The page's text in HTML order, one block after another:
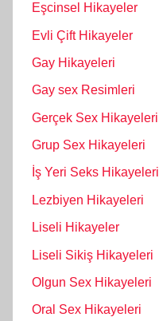
Eşcinsel Hikayeler
Evli Çift Hikayeler
Gay Hikayeleri
Gay sex Resimleri
Gerçek Sex Hikayeleri
Grup Sex Hikayeleri
İş Yeri Seks Hikayeleri
Lezbiyen Hikayeleri
Liseli Hikayeler
Liseli Sikiş Hikayeleri
Olgun Sex Hikayeleri
Oral Sex Hikayeleri